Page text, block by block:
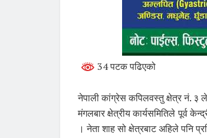
34 पटक पढिएको
नेपाली कांग्रेस कपिलवस्तु क्षेत्र नं. ३
मंगलबार क्षेत्रीय कार्यसमितिले पूर्व
। नेता शाह सो क्षेत्रबाट अहिले पनि